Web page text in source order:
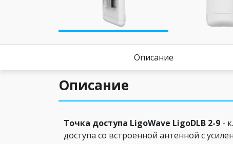
Описание
Описание
Точка доступа LigoWave LigoDLB 2-9 -
доступа со встроенной антенной с